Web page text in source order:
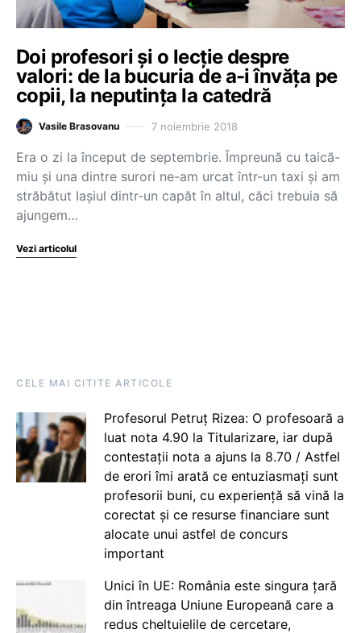
Doi profesori și o lecție despre
valori: de la bucuria de a-i învăța pe
copii, la neputința la catedră
Vasile Brasovanu 7 noiembrie 2018
Era o zi la început de septembrie. Împreună cu taică-
miu și una dintre surori ne-am urcat într-un taxi și am
străbătut Iașiul dintr-un capăt în altul, căci trebuia să
ajungem…
Vezi articolul
CELE MAI CITITE ARTICOLE
Profesorul Petruț Rizea: O profesoară a
luat nota 4.90 la Titularizare, iar după
contestații nota a ajuns la 8.70 / Astfel
de erori îmi arată ce entuziasmați sunt
profesorii buni, cu experiență să vină la
corectat și ce resurse financiare sunt
alocate unui astfel de concurs
important
Unici în UE: România este singura țară
din întreaga Uniune Europeană care a
redus cheltuielile de cercetare,